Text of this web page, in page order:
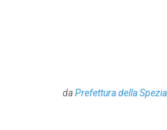
daPrefettura della Spezia